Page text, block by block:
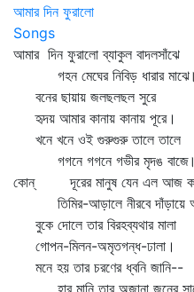
আমার দিন ফুরালো
Songs
আমার দিন ফুরালো ব্যাকুল বাদলসাঁঝে
গহন মেঘের নিবিড় ধারার
বনের ছায়ায় জলছলছল সুরে
হৃদয় আমার কানায় কানায় পূরে।
খনে খনে ওই গুরুগুরু তালে তালে
গগনে গগনে গভীর মৃদঙ
কোন্‌ দূরের মানুষ যেন এল আজ
তিমির-আড়ালে নীরবে দাঁড়ায়ে
বুকে দোলে তার বিরহব্যথার মালা
গোপন-মিলন-অমৃতগন্ধ-ঢালা।
মনে হয় তার চরণের ধ্বনি জানি--
হার মানি তার অজানা জনের